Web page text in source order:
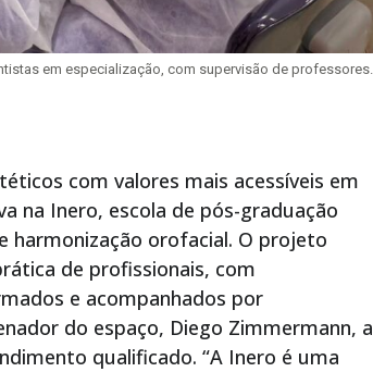
em especialização, com supervisão de professores.
com valores mais acessíveis em
na Inero, escola de pós-graduação
harmonização orofacial. O projeto
de profissionais, com
e acompanhados por
do espaço, Diego Zimmermann, a
qualificado. “A Inero é uma